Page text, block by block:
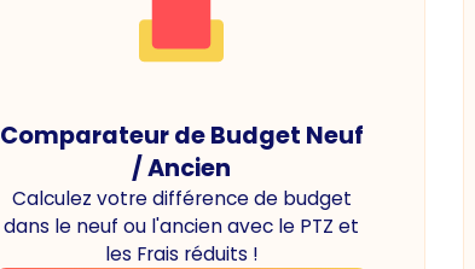
Comparateur de Budget Neuf
/ Ancien
Calculez votre différence de budget
dans le neuf ou l'ancien avec le PTZ et
les Frais réduits !